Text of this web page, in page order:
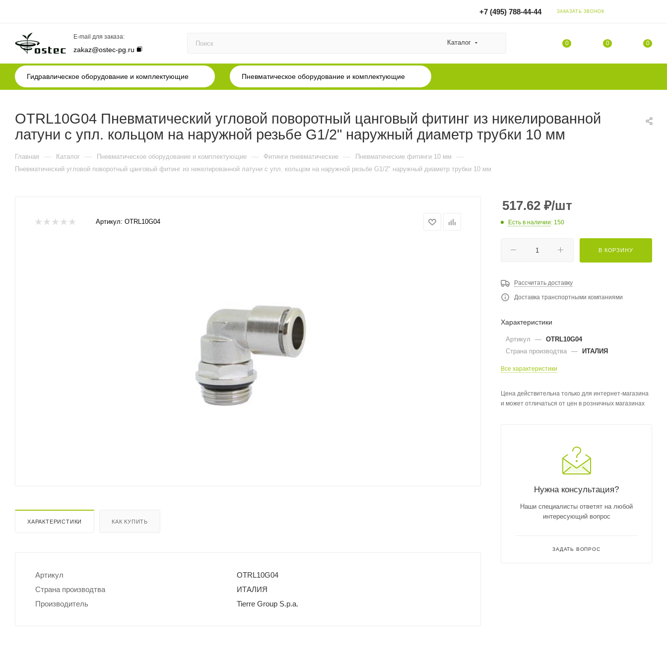
+7 (495) 788-44-44 ЗАКАЗАТЬ ЗВОНОК
E-mail для заказа:
zakaz@ostec-pg.ru
Каталог 0 0 0
Гидравлическое оборудование и комплектующие Пневматическое оборудование и комплектующие
OTRL10G04 Пневматический угловой поворотный цанговый фитинг из никелированной
латуни с упл. кольцом на наружной резьбе G1/2" наружный диаметр трубки 10 мм
Главная — Каталог — Пневматическое оборудование и комплектующие — Фитинги пневматические — Пневматические фитинги 10 мм —
Пневматический угловой поворотный цанговый фитинг из никелированной латуни с упл. кольцом на наружной резьбе G1/2" наружный диаметр трубки 10 мм
Артикул: OTRL10G04
ХАРАКТЕРИСТИКИ КАК КУПИТЬ
Артикул
OTRL10G04
Страна производтва
ИТАЛИЯ
Производитель
Tierre Group S.p.a.
517.62 ₽/шт
Есть в наличии: 150
В КОРЗИНУ
Рассчитать доставку
Доставка транспортными компаниями
Характеристики
Артикул — OTRL10G04
Страна производтва — ИТАЛИЯ
Все характеристики
Цена действительна только для интернет-магазина
и может отличаться от цен в розничных магазинах
Нужна консультация?
Наши специалисты ответят на любой
интересующий вопрос
ЗАДАТЬ ВОПРОС